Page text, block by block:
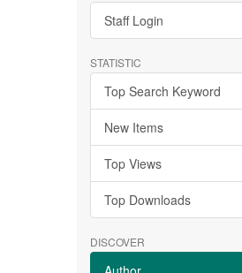
Staff Login
STATISTIC
Top Search Keyword
New Items
Top Views
Top Downloads
DISCOVER